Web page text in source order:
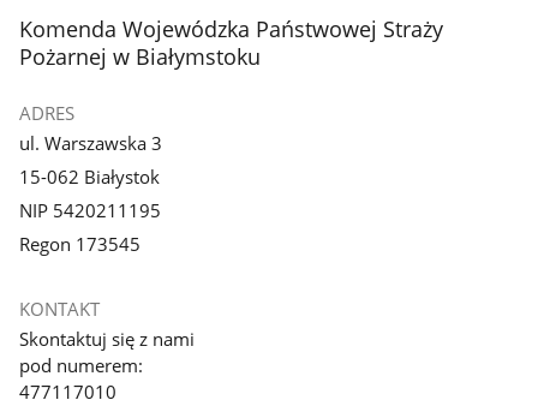
stopka
Komenda Wojewódzka Państwowej Straży
Pożarnej w Białymstoku
ADRES
ul. Warszawska 3
15-062 Białystok
NIP 5420211195
Regon 173545
KONTAKT
Skontaktuj się z nami
pod numerem:
477117010